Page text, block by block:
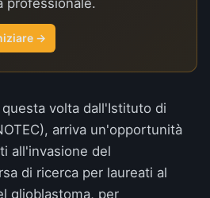
professionale.
→
volta dall'Istituto di
arriva un'opportunità
all'invasione del
di ricerca per laureati al
glioblastoma, per